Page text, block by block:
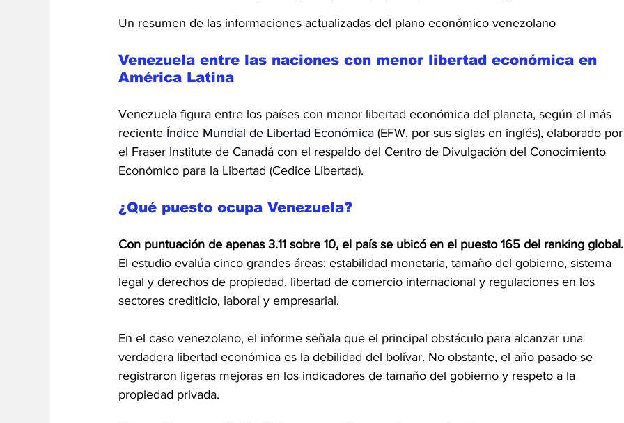
Un resumen de las informaciones actualizadas del plano económico venezolano
Venezuela entre las naciones con menor libertad económica en
América Latina
Venezuela figura entre los países con menor libertad económica del planeta, según el más
reciente Índice Mundial de Libertad Económica (EFW, por sus siglas en inglés), elaborado
el Fraser Institute de Canadá con el respaldo del Centro de Divulgación del Conocimiento
Económico para la Libertad (Cedice Libertad).
¿Qué puesto ocupa Venezuela?
Con puntuación de apenas 3.11 sobre 10, el país se ubicó en el puesto 165 del ranking global.
El estudio evalúa cinco grandes áreas: estabilidad monetaria, tamaño del gobierno, sistema
legal y derechos de propiedad, libertad de comercio internacional y regulaciones en los
sectores crediticio, laboral y empresarial.
En el caso venezolano, el informe señala que el principal obstáculo para alcanzar una
verdadera libertad económica es la debilidad del bolívar. No obstante, el año pasado se
registraron ligeras mejoras en los indicadores de tamaño del gobierno y respeto a la
propiedad privada.